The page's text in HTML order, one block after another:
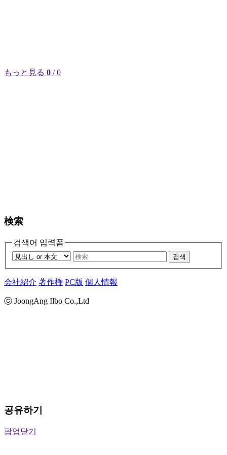
もっと見る 0 / 0
検索
검색어 입력폼
검색
会社紹介 著作権 PC版 個人情報
ⓒ JoongAng Ilbo Co.,Ltd
공유하기
팝업닫기